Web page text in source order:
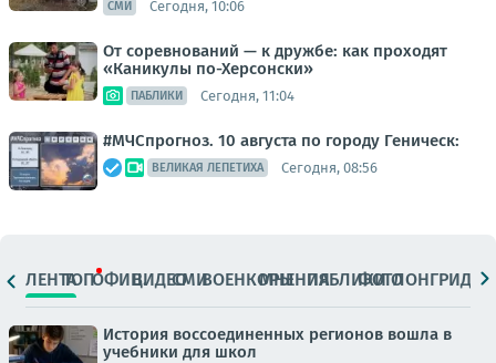
СМИ Сегодня, 10:06
От соревнований — к дружбе: как проходят
«Каникулы по-Херсонски»
ПАБЛИКИ Сегодня, 11:04
#МЧСпрогноз. 10 августа по городу Геническ:
ВЕЛИКАЯ ЛЕПЕТИХА Сегодня, 08:56
ЛЕНТАТОПОФИЦ.ВИДЕОСМИВОЕНКОРЫМНЕНИЯПАБЛИКИ
ФОТОЛОНГРИДЫ
История воссоединенных регионов вошла в
учебники для школ